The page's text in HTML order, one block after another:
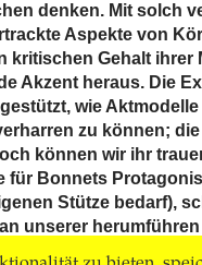
denken. Mit solch
Aspekte von
kritischen Gehalt ihrer
Akzent heraus. Die
wie
zu können;
können wir ihr
für Bonnets
Stütze bedarf),
unserer